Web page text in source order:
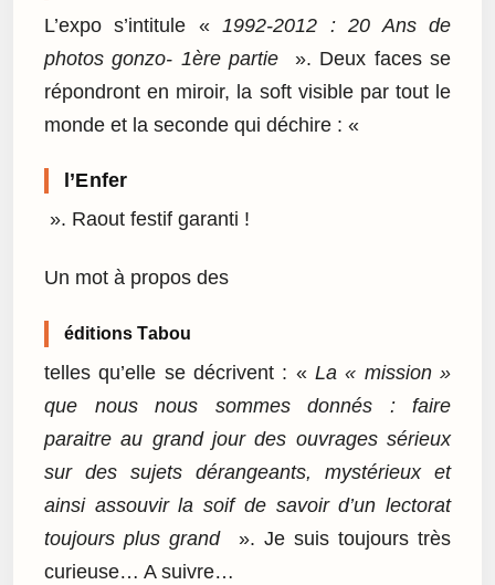
L’expo s’intitule «1992-2012 : 20 Ans de
photos gonzo- 1ère partie
». Deux faces se
répondront en miroir, la soft visible par tout le
monde et la seconde qui déchire : «
l’Enfer
». Raout festif garanti !
Un mot à propos des
éditions Tabou
telles qu’elle se décrivent : « La « mission »
que nous nous sommes donnés : faire
paraitre au grand jour des ouvrages sérieux
sur des sujets dérangeants, mystérieux et
ainsi assouvir la soif de savoir d’un lectorat
toujours plus grand
». Je suis toujours très
curieuse… A suivre…